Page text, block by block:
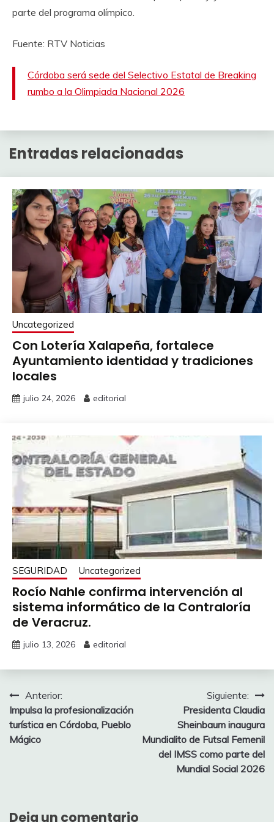
parte del programa olímpico.
Fuente: RTV Noticias
Córdoba será sede del Selectivo Estatal de Breaking
rumbo a la Olimpiada Nacional 2026
Entradas relacionadas
Uncategorized
Con Lotería Xalapeña, fortalece
Ayuntamiento identidad y tradiciones
locales
julio 24, 2026 editorial
SEGURIDAD Uncategorized
Rocío Nahle confirma intervención al
sistema informático de la Contraloría
de Veracruz.
julio 13, 2026 editorial
Navegación
de
entradas
Anterior:
Impulsa la profesionalización
turística en Córdoba, Pueblo
Mágico
Siguiente:
Presidenta Claudia
Sheinbaum inaugura
Mundialito de Futsal Femenil
del IMSS como parte del
Mundial Social 2026
Deja un comentario